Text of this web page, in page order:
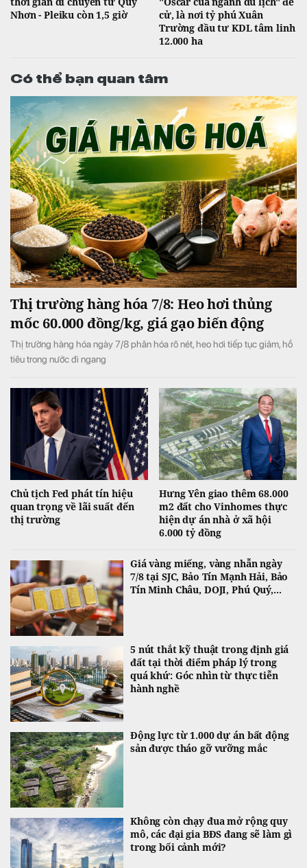
Nhơn - Pleiku còn 1,5 giờ
cử, là nơi tỷ phú Xuân
Trường đầu tư KDL tâm linh
12.000 ha
Có thể bạn quan tâm
Thị trường hàng hóa 7/8: Heo hơi thủng
mốc 60.000 đồng/kg, giá gạo biến động
Thị trường hàng hóa ngày 7/8 phân hóa rõ nét, heo hơi tiếp tục giảm, hồ
tiêu trong nước đi ngang
Chủ tịch Fed phát tín hiệu
quan trọng về lãi suất đến
thị trường
Hưng Yên giao thêm 68.000
m2 đất cho Vinhomes thực
hiện dự án nhà ở xã hội
6.000 tỷ đồng
Giá vàng miếng, vàng nhẫn ngày
7/8 tại SJC, Bảo Tín Mạnh Hải, Bảo
Tín Minh Châu, DOJI, Phú Quý,...
5 nút thắt kỹ thuật trong định giá
đất tại thời điểm pháp lý trong
quá khứ: Góc nhìn từ thực tiễn
hành nghề
Động lực từ 1.000 dự án bất động
sản được tháo gỡ vưỡng mắc
Không còn chạy đua mở rộng quy
mô, các đại gia BĐS đang sẽ làm gì
trong bối cảnh mới?